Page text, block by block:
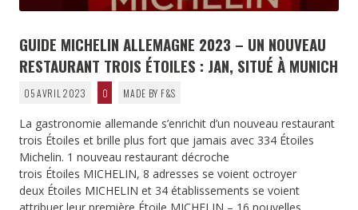
GUIDE MICHELIN ALLEMAGNE 2023 – UN NOUVEAU
RESTAURANT TROIS ÉTOILES : JAN, SITUÉ À MUNICH
05 AVRIL 2023 0 MADE BY F&S
La gastronomie allemande s’enrichit d’un nouveau restaurant
trois Étoiles et brille plus fort que jamais avec 334 Étoiles
Michelin. 1 nouveau restaurant décroche
trois Étoiles MICHELIN, 8 adresses se voient octroyer
deux Étoiles MICHELIN et 34 établissements se voient
attribuer leur première Étoile MICHELIN – 16 nouvelles